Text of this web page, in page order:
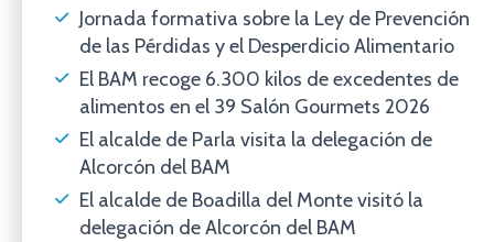
Jornada formativa sobre la Ley de Prevención
de las Pérdidas y el Desperdicio Alimentario
El BAM recoge 6.300 kilos de excedentes de
alimentos en el 39 Salón Gourmets 2026
El alcalde de Parla visita la delegación de
Alcorcón del BAM
El alcalde de Boadilla del Monte visitó la
delegación de Alcorcón del BAM